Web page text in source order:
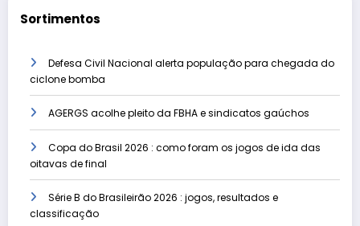
Sortimentos
Defesa Civil Nacional alerta população para chegada do
ciclone bomba
AGERGS acolhe pleito da FBHA e sindicatos gaúchos
Copa do Brasil 2026 : como foram os jogos de ida das
oitavas de final
Série B do Brasileirão 2026 : jogos, resultados e
classificação